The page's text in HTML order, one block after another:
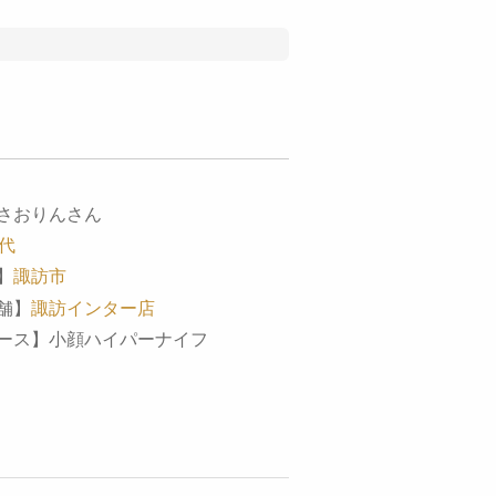
おりんさん
諏訪市
諏訪インター店
ス】小顔ハイパーナイフ